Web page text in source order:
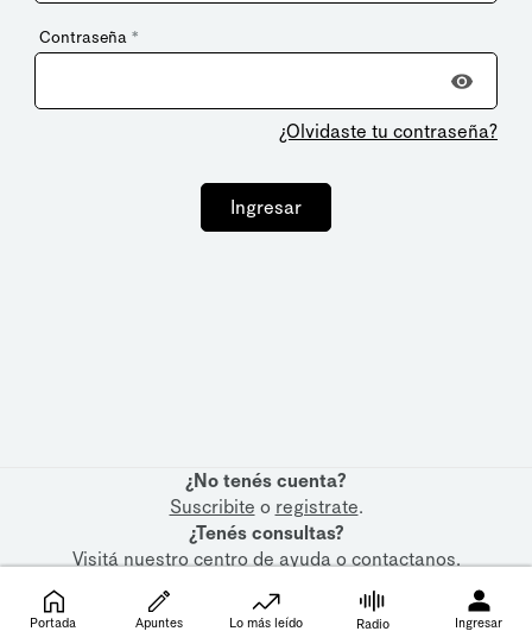
Contraseña *
¿Olvidaste tu contraseña?
Ingresar
¿No tenés cuenta?
Suscribite o registrate.
¿Tenés consultas?
Visitá nuestrocentro de ayudaocontactanos.
Portada Apuntes Lo más leído Radio Ingresar